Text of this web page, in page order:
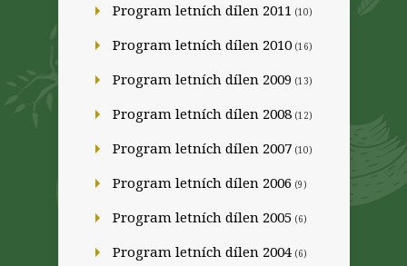
Program letních dílen 2011 (10)
Program letních dílen 2010 (16)
Program letních dílen 2009 (13)
Program letních dílen 2008 (12)
Program letních dílen 2007 (10)
Program letních dílen 2006 (9)
Program letních dílen 2005 (6)
Program letních dílen 2004 (6)